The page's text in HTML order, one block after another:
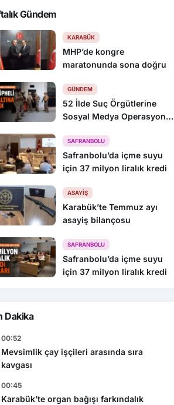
Gündem
KARABÜK
MHP’de kongre
maratonunda sona doğru
GÜNDEM
52 İlde Suç Örgütlerine
Sosyal Medya Operasyonu:
SAFRANBOLU
Safranbolu’da içme suyu
için 37 milyon liralık kredi
ASAYIŞ
Karabük’te Temmuz ayı
asayiş bilançosu
SAFRANBOLU
Safranbolu’da içme suyu
için 37 milyon liralık kredi
Dakika
00:52
Mevsimlik çay işçileri arasında sıra
kavgası
00:45
Karabük’te organ bağışı farkındalık